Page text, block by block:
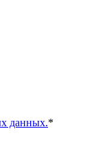
данных.*